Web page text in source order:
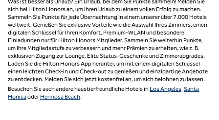
sich bei Hilton Honors an, um Ihren Urlaub zu einem vollen Erfolg zu machen.
Sammeln Sie Punkte für jede Übernachtung in einem unserer über 7.000 Hotels
weltweit. Genießen Sie exklusive Vorteile wie die Auswahl Ihres Zimmers, einen
digitalen Schlüssel für Ihren Komfort, Premium-WLAN und besondere
Einladungen nur für Hilton Honors Mitglieder. Sammeln Sie weiterhin Punkte,
um Ihre Mitgliedsstufe zu verbessern und mehr Prämien zu erhalten, wie z. B.
exklusiven Zugang zur Lounge, Elite Status-Geschenke und Zimmerupgrades.
Laden Sie die Hilton Honors App herunter, um mit einem digitalen Schlüssel
einen leichten Check-in und Check-out zu genießen und einzigartige Angebote
zu entdecken. Melden Sie sich jetzt kostenfrei an, um sich belohnen zu lassen.
Besuchen Sie auch andere haustierfreundliche Hotels in Los Angeles ,Santa
Monicaoder Hermosa Beach.